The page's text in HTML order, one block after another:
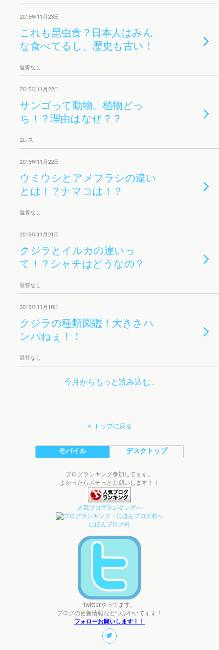
2015年11月23日
これも昆虫食？日本人はみん
な食べてるし、歴史も古い！
返答なし
2015年11月22日
サンゴって動物、植物どっ
ち！？理由はなぜ？？
2レス
2015年11月22日
ウミウシとアメフラシの違い
とは！？ナマコは！？
返答なし
2015年11月21日
クジラとイルカの違いっ
て！？シャチはどうなの？
返答なし
2015年11月18日
クジラの種類図鑑！大きさハ
ンパねぇ！！
返答なし
今月からもっと読み込む…
トップに戻る
モバイル デスクトップ
ブログランキング参加してます。
よかったらポチっとお願いします！！
人気ブログランキングへ
にほんブログ村
twitterやってます。
ブログの更新情報などつぶやいてます！
フォローお願いします！！